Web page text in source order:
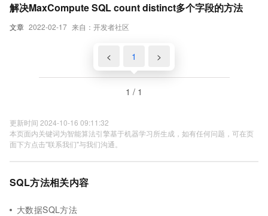
文章 2022-02-17 来自：开发者社区
解决MaxCompute SQL count distinct多个字段的方法
< 1 >
1 / 1
更新时间 2024-10-16 09:11:32
本页面内关键词为智能算法引擎基于机器学习所生成，如有任何问题，可在页
面下方点击"联系我们"与我们沟通。
SQL方法相关内容
大数据SQL方法